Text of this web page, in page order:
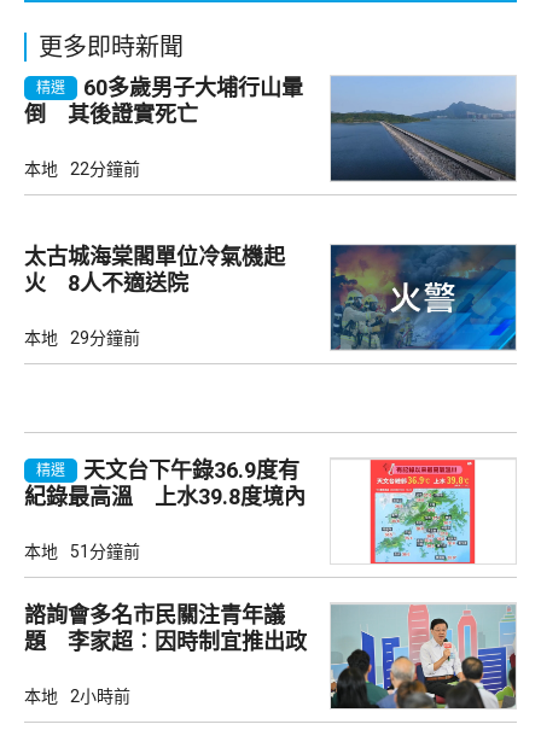
更多即時新聞
精選
60多歲男子大埔行山暈
倒 其後證實死亡
本地 22分鐘前
太古城海棠閣單位冷氣機起
火 8人不適送院
本地 29分鐘前
精選
天文台下午錄36.9度有
紀錄最高溫 上水39.8度境內
本地 51分鐘前
諮詢會多名市民關注青年議
題 李家超︰因時制宜推出政
本地 2小時前